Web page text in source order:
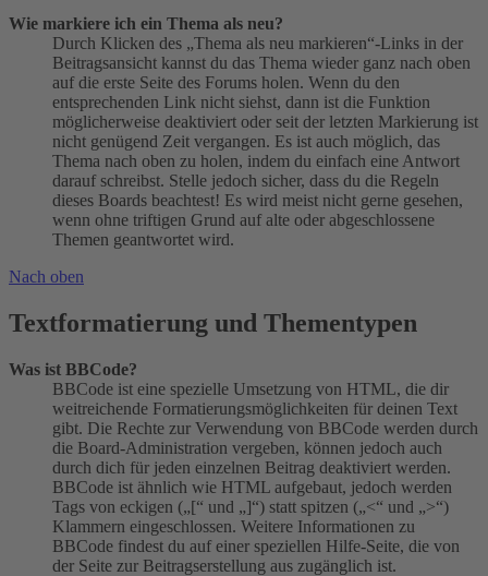
Wie markiere ich ein Thema als neu?
Durch Klicken des „Thema als neu markieren“-Links in der
Beitragsansicht kannst du das Thema wieder ganz nach oben
auf die erste Seite des Forums holen. Wenn du den
entsprechenden Link nicht siehst, dann ist die Funktion
möglicherweise deaktiviert oder seit der letzten Markierung ist
nicht genügend Zeit vergangen. Es ist auch möglich, das
Thema nach oben zu holen, indem du einfach eine Antwort
darauf schreibst. Stelle jedoch sicher, dass du die Regeln
dieses Boards beachtest! Es wird meist nicht gerne gesehen,
wenn ohne triftigen Grund auf alte oder abgeschlossene
Themen geantwortet wird.
Nach oben
Textformatierung und Thementypen
Was ist BBCode?
BBCode ist eine spezielle Umsetzung von HTML, die dir
weitreichende Formatierungsmöglichkeiten für deinen Text
gibt. Die Rechte zur Verwendung von BBCode werden durch
die Board-Administration vergeben, können jedoch auch
durch dich für jeden einzelnen Beitrag deaktiviert werden.
BBCode ist ähnlich wie HTML aufgebaut, jedoch werden
Tags von eckigen („[“ und „]“) statt spitzen („<“ und „>“)
Klammern eingeschlossen. Weitere Informationen zu
BBCode findest du auf einer speziellen Hilfe-Seite, die von
der Seite zur Beitragserstellung aus zugänglich ist.